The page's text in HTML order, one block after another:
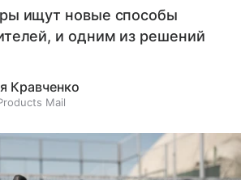
ищут новые способы
и одним из решений
Кравченко
Mail